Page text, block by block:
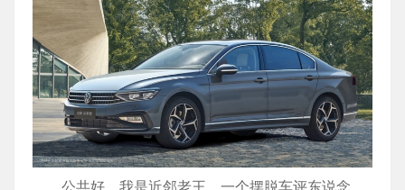
公共好，我是近邻老王，一个摆脱车评东说念